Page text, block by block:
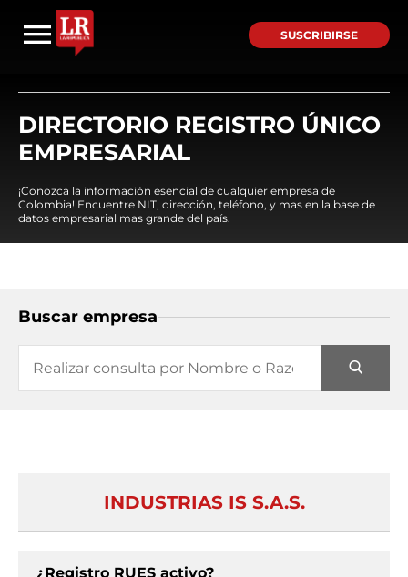
SUSCRIBIRSE
DIRECTORIO REGISTRO ÚNICO
EMPRESARIAL
¡Conozca la información esencial de cualquier empresa de
Colombia! Encuentre NIT, dirección, teléfono, y mas en la base de
datos empresarial mas grande del país.
Buscar empresa
INDUSTRIAS IS S.A.S.
¿Registro RUES activo?